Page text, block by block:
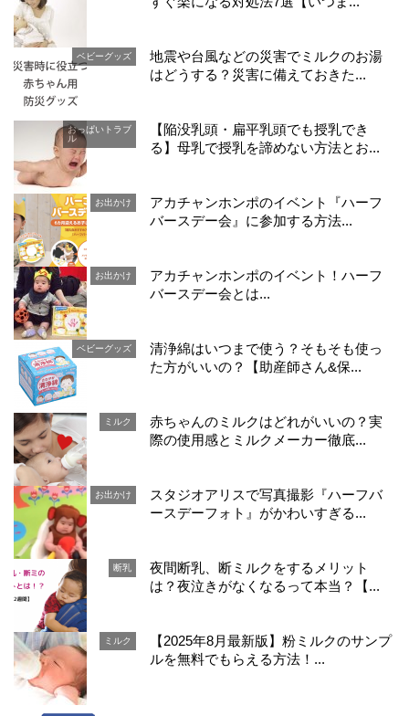
ベビーグッズ
地震や台風などの災害でミルクのお湯
はどうする？災害に備えておきた...
おっぱいトラブ
ル
【陥没乳頭・扁平乳頭でも授乳でき
る】母乳で授乳を諦めない方法とお...
お出かけ
アカチャンホンポのイベント『ハーフ
バースデー会』に参加する方法...
お出かけ
アカチャンホンポのイベント！ハーフ
バースデー会とは...
ベビーグッズ
清浄綿はいつまで使う？そもそも使っ
た方がいいの？【助産師さん&保...
ミルク
赤ちゃんのミルクはどれがいいの？実
際の使用感とミルクメーカー徹底...
お出かけ
スタジオアリスで写真撮影『ハーフバ
ースデーフォト』がかわいすぎる...
断乳
夜間断乳、断ミルクをするメリット
は？夜泣きがなくなるって本当？【...
ミルク
【2025年8月最新版】粉ミルクのサンプ
ルを無料でもらえる方法！...